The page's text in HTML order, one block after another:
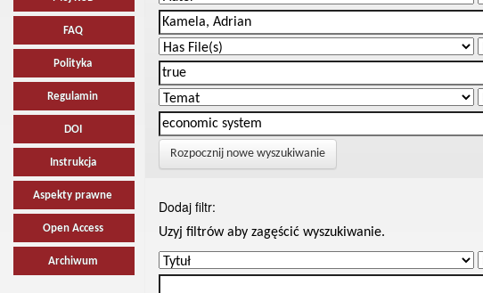
FAQ
Polityka
Regulamin
DOI
Instrukcja
Aspekty prawne
Open Access
Archiwum
Rozpocznij nowe wyszukiwanie
Dodaj filtr:
Uzyj filtrów aby zagęścić wyszukiwanie.